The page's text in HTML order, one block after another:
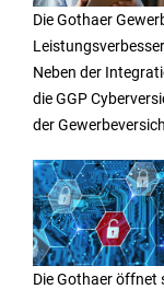
Die Gothaer
Neben der
die GGP
der
Die Gothaer öffnet